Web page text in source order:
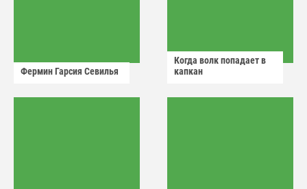
Фермин Гарсия Севилья
Когда волк попадает в
капкан